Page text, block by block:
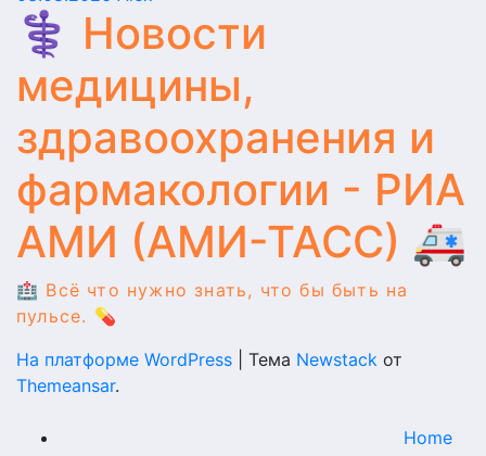
⚕️ Новости
медицины,
здравоохранения и
фармакологии - РИА
АМИ (АМИ-ТАСС) 🚑
🏥 Всё что нужно знать, что бы быть на
пульсе. 💊
На платформе WordPress
Тема Newstack от
Themeansar.
Home